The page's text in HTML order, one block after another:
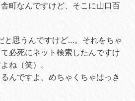
町なんですけど、そこに山口百
と思うんですけど…。それをちゃ
必死にネット検索したんですけ
ね（笑）。
んですよ。めちゃくちゃはっき